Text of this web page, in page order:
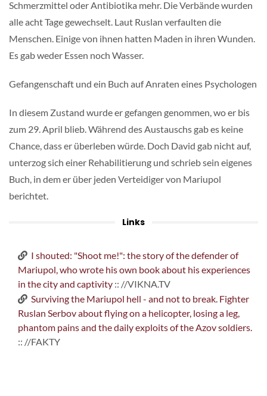
Schmerzmittel oder Antibiotika mehr. Die Verbände wurden
alle acht Tage gewechselt. Laut Ruslan verfaulten die
Menschen. Einige von ihnen hatten Maden in ihren Wunden.
Es gab weder Essen noch Wasser.
Gefangenschaft und ein Buch auf Anraten eines Psychologen
In diesem Zustand wurde er gefangen genommen, wo er bis
zum 29. April blieb. Während des Austauschs gab es keine
Chance, dass er überleben würde. Doch David gab nicht auf,
unterzog sich einer Rehabilitierung und schrieb sein eigenes
Buch, in dem er über jeden Verteidiger von Mariupol
berichtet.
Links
I shouted: "Shoot me!": the story of the defender of
Mariupol, who wrote his own book about his experiences
in the city and captivity :: //VIKNA.TV
Surviving the Mariupol hell - and not to break. Fighter
Ruslan Serbov about flying on a helicopter, losing a leg,
phantom pains and the daily exploits of the Azov soldiers.
:: //FAKTY